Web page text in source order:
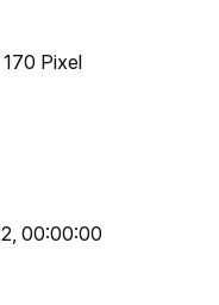
Pixel
00:00:00